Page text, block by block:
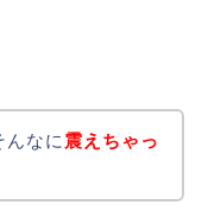
んなに 震えちゃっ